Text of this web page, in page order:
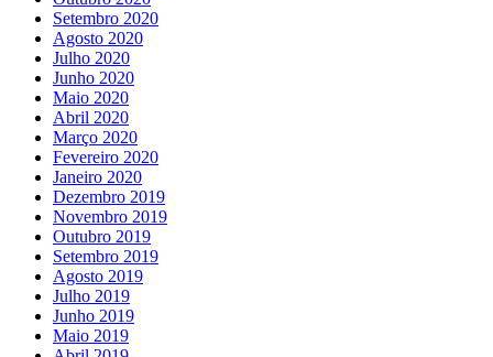
Setembro 2020
Agosto 2020
Julho 2020
Junho 2020
Maio 2020
Abril 2020
Março 2020
Fevereiro 2020
Janeiro 2020
Dezembro 2019
Novembro 2019
Outubro 2019
Setembro 2019
Agosto 2019
Julho 2019
Junho 2019
Maio 2019